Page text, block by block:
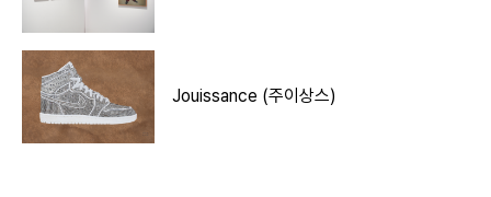
Jouissance (주이상스)